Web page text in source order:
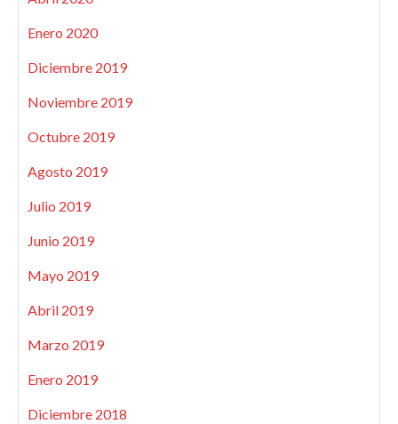
Enero 2020
Diciembre 2019
Noviembre 2019
Octubre 2019
Agosto 2019
Julio 2019
Junio 2019
Mayo 2019
Abril 2019
Marzo 2019
Enero 2019
Diciembre 2018